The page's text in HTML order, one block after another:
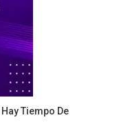
Tiempo De